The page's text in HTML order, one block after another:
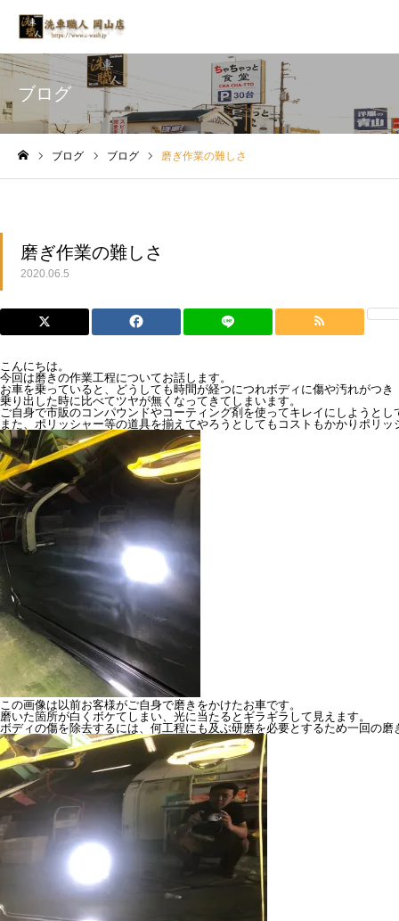
ブログ
ブログ ブログ 磨ぎ作業の難しさ
磨ぎ作業の難しさ
2020.06.5
こんにちは。
今回は磨きの作業工程についてお話します。
お車を乗っていると、どうしても時間が経つにつれボディに傷や汚れがつき
乗り出した時に比べてツヤが無くなってきてしまいます。
ご自身で市販のコンパウンドやコーティング剤を使ってキレイにしようとし
また、ポリッシャー等の道具を揃えてやろうとしてもコストもかかりポリ
この画像は以前お客様がご自身で磨きをかけたお車です。
磨いた箇所が白くボケてしまい、光に当たるとギラギラして見えます。
ボディの傷を除去するには、何工程にも及ぶ研磨を必要とするため一回の磨